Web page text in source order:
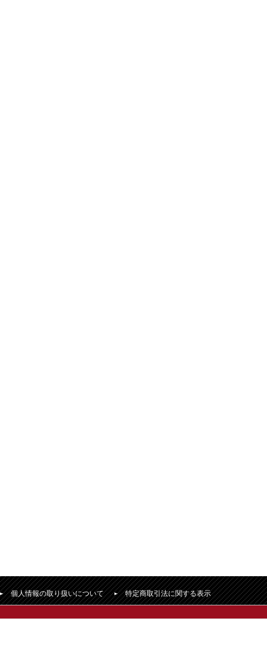
個人情報の取り扱いについて 特定商取引法に関する表示